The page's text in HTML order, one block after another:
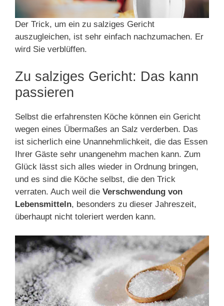
Der Trick, um ein zu salziges Gericht
auszugleichen, ist sehr einfach nachzumachen. Er
wird Sie verblüffen.
Zu salziges Gericht: Das kann
passieren
Selbst die erfahrensten Köche können ein Gericht
wegen eines Übermaßes an Salz verderben. Das
ist sicherlich eine Unannehmlichkeit, die das Essen
Ihrer Gäste sehr unangenehm machen kann. Zum
Glück lässt sich alles wieder in Ordnung bringen,
und es sind die Köche selbst, die den Trick
verraten. Auch weil die Verschwendung von
Lebensmitteln, besonders zu dieser Jahreszeit,
überhaupt nicht toleriert werden kann.